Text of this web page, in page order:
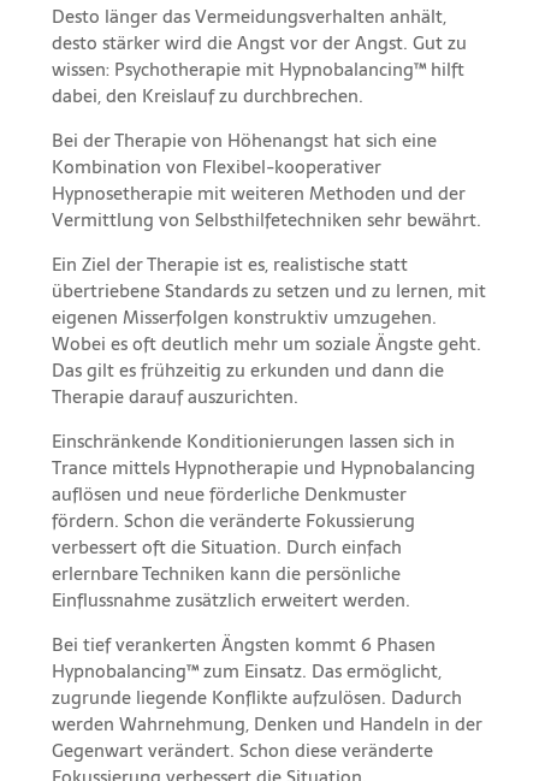
Desto länger das Vermeidungsverhalten anhält,
desto stärker wird die Angst vor der Angst. Gut zu
wissen: Psychotherapie mit Hypnobalancing™ hilft
dabei, den Kreislauf zu durchbrechen.
Bei der Therapie von Höhenangst hat sich eine
Kombination von Flexibel-kooperativer
Hypnosetherapie mit weiteren Methoden und der
Vermittlung von Selbsthilfetechniken sehr bewährt.
Ein Ziel der Therapie ist es, realistische statt
übertriebene Standards zu setzen und zu lernen, mit
eigenen Misserfolgen konstruktiv umzugehen.
Wobei es oft deutlich mehr um soziale Ängste geht.
Das gilt es frühzeitig zu erkunden und dann die
Therapie darauf auszurichten.
Einschränkende Konditionierungen lassen sich in
Trance mittels Hypnotherapie und Hypnobalancing
auflösen und neue förderliche Denkmuster
fördern. Schon die veränderte Fokussierung
verbessert oft die Situation. Durch einfach
erlernbare Techniken kann die persönliche
Einflussnahme zusätzlich erweitert werden.
Bei tief verankerten Ängsten kommt 6 Phasen
Hypnobalancing™ zum Einsatz. Das ermöglicht,
zugrunde liegende Konflikte aufzulösen. Dadurch
werden Wahrnehmung, Denken und Handeln in der
Gegenwart verändert. Schon diese veränderte